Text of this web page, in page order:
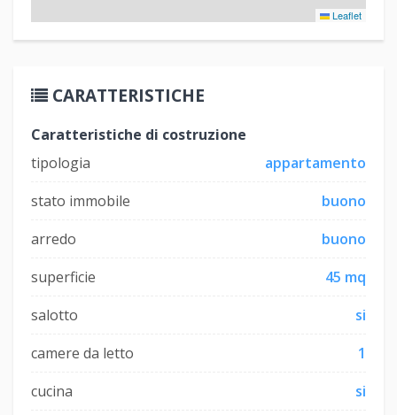
Leaflet
CARATTERISTICHE
Caratteristiche di costruzione
tipologia
appartamento
stato immobile
buono
arredo
buono
superficie
45 mq
salotto
si
camere da letto
1
cucina
si